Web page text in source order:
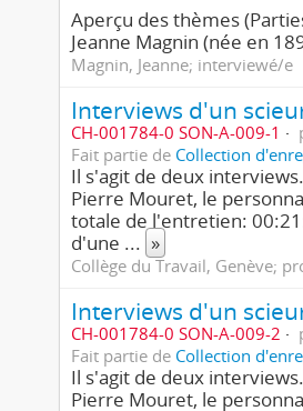
Aperçu des thèmes
Jeanne Magnin (née en
Magnin, Jeanne; interviewé/e
CH-001784-0 SON-A-009-1
Fait partie de Collection
Il s'agit de deux
Pierre Mouret, le
totale de l'entretien:
d'une ... »
Collège du Travail, Genève;
CH-001784-0 SON-A-009-2
Fait partie de Collection
Il s'agit de deux
Pierre Mouret, le